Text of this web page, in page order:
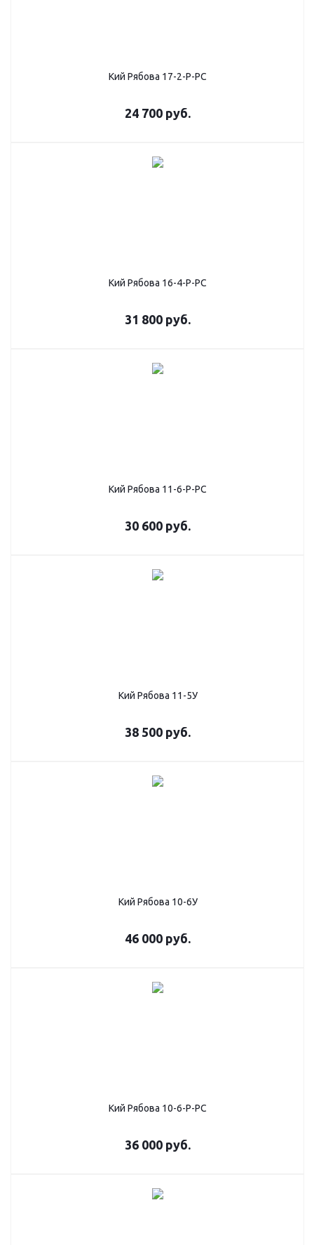
Кий Рябова 17-2-Р-РС
24 700 руб.
Кий Рябова 16-4-Р-РС
31 800 руб.
Кий Рябова 11-6-Р-РС
30 600 руб.
Кий Рябова 11-5У
38 500 руб.
Кий Рябова 10-6У
46 000 руб.
Кий Рябова 10-6-Р-РС
36 000 руб.